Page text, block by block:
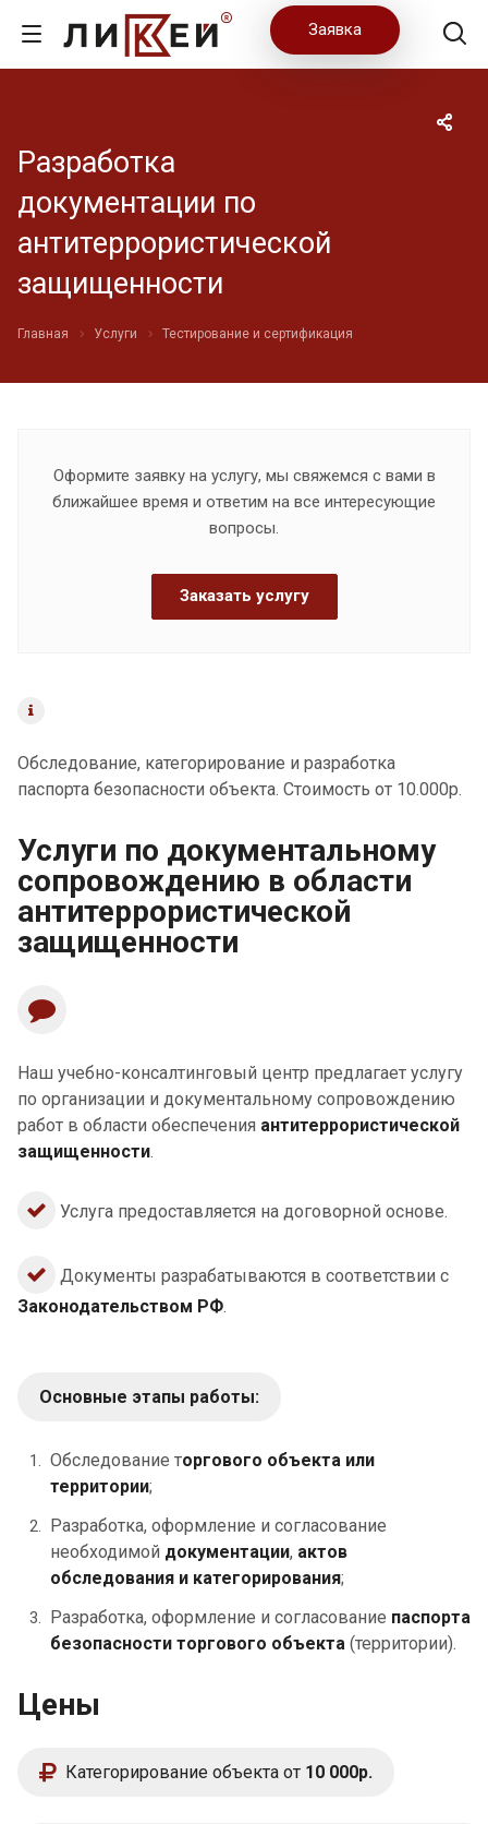
Заявка
Разработка
документации по
антитеррористической
защищенности
Главная Услуги Тестирование и сертификация
Оформите заявку на услугу, мы свяжемся с вами в
ближайшее время и ответим на все интересующие
вопросы.
Заказать услугу
Обследование, категорирование и разработка
паспорта безопасности объекта. Стоимость от 10.000р.
Услуги по документальному
сопровождению в области
антитеррористической
защищенности
Наш учебно-консалтинговый центр предлагает услугу
по организации и документальному сопровождению
работ в области обеспечения антитеррористической
защищенности.
Услуга предоставляется на договорной основе.
Документы разрабатываются в соответствии с
Законодательством РФ.
Основные этапы работы:
Обследование торгового объекта или
территории;
Разработка, оформление и согласование
необходимой документации, актов
обследования и категорирования;
Разработка, оформление и согласование паспорта
безопасности торгового объекта (территории).
Цены
Категорирование объекта от 10 000р.